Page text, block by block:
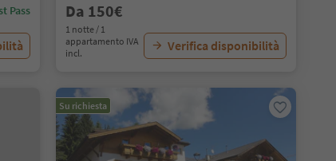
Pass Da 150€
1 notte / 1
appartamento IVA
incl.
Verifica disponibilità
Su richiesta